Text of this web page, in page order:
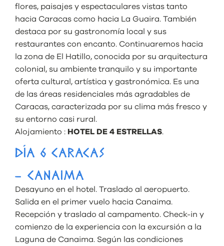
flores, paisajes y espectaculares vistas tanto
hacia Caracas como hacia La Guaira. También
destaca por su gastronomía local y sus
restaurantes con encanto. Continuaremos hacia
la zona de El Hatillo, conocida por su arquitectura
colonial, su ambiente tranquilo y su importante
oferta cultural, artística y gastronómica. Es una
de las áreas residenciales más agradables de
Caracas, caracterizada por su clima más fresco y
su entorno casi rural.
Alojamiento : HOTEL DE 4 ESTRELLAS.
DÍA 6 CARACAS
– CANAIMA
Desayuno en el hotel. Traslado al aeropuerto.
Salida en el primer vuelo hacia Canaima.
Recepción y traslado al campamento. Check-in y
comienzo de la experiencia con la excursión a la
Laguna de Canaima. Según las condiciones